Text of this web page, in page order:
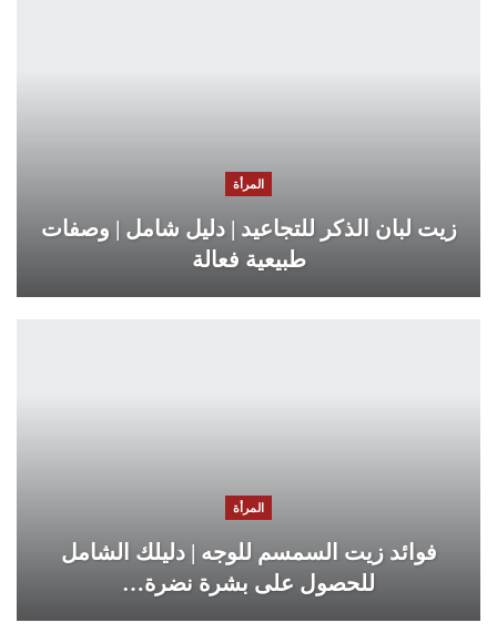
المرأة
زيت لبان الذكر للتجاعيد | دليل شامل | وصفات
طبيعية فعالة
المرأة
فوائد زيت السمسم للوجه | دليلك الشامل
للحصول على بشرة نضرة…